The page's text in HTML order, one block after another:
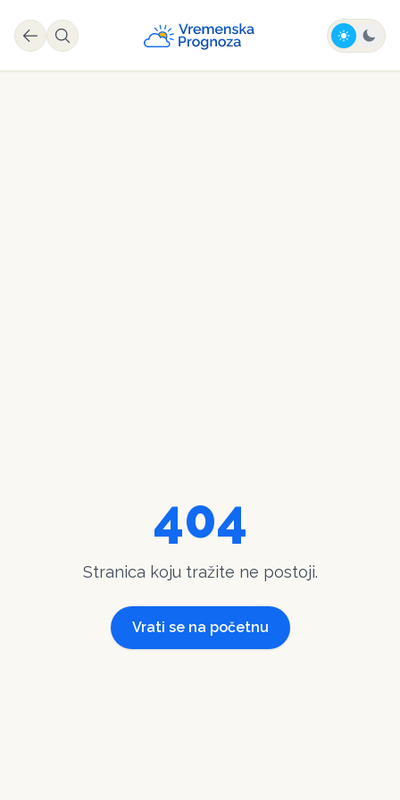
404
Stranica koju tražite ne postoji.
Vrati se na početnu